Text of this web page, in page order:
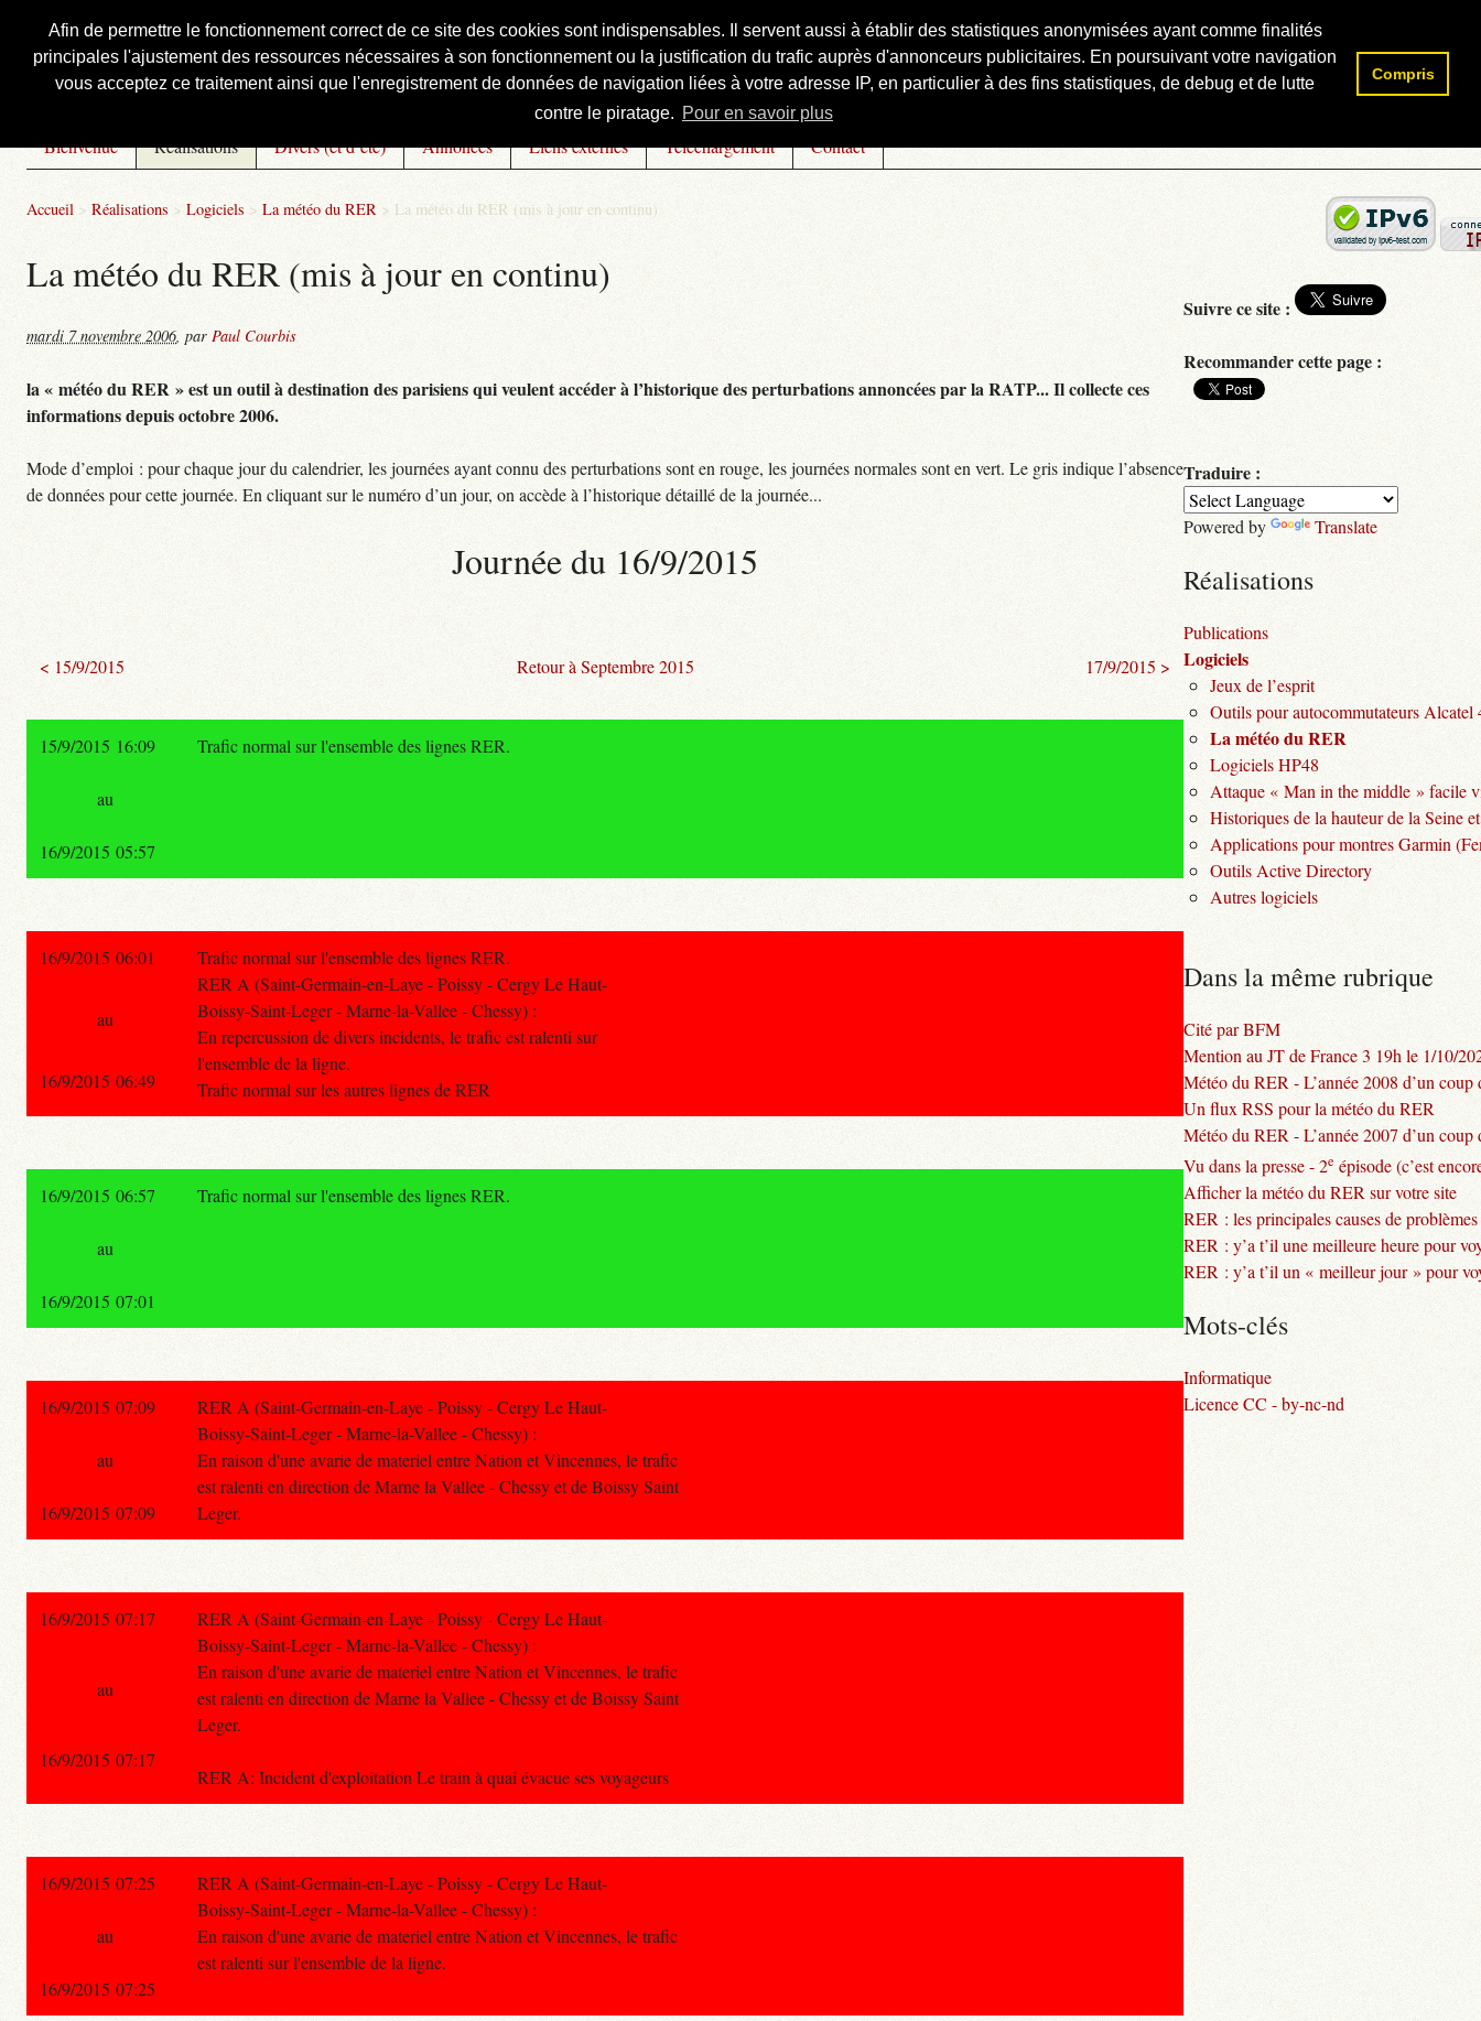
Afin de permettre le fonctionnement correct de ce site des cookies sont indispensables. Il servent aussi à établir des statistiques anonymisées ayant comme finalités
principales l'ajustement des ressources nécessaires à son fonctionnement ou la justification du trafic auprès d'annonceurs publicitaires. En poursuivant votre navigation
vous acceptez ce traitement ainsi que l'enregistrement de données de navigation liées à votre adresse IP, en particulier à des fins statistiques, de debug et de lutte
contre le piratage. Pour en savoir plus
Compris
Courbis, « LE » Blog Officiel
Bienvenue Réalisations Divers (et d’été) Annonces Liens externes Téléchargement Contact
Accueil > Réalisations > Logiciels > La météo du RER > La météo du RER (mis à jour en continu)
La météo du RER (mis à jour en continu)
mardi 7 novembre 2006, par Paul Courbis
la « météo du RER » est un outil à destination des parisiens qui veulent accéder à l’historique des perturbations annoncées par la RATP... Il collecte ces
informations depuis octobre 2006.
Mode d’emploi : pour chaque jour du calendrier, les journées ayant connu des perturbations sont en rouge, les journées normales sont en vert. Le gris indique l’absence
de données pour cette journée. En cliquant sur le numéro d’un jour, on accède à l’historique détaillé de la journée...
Journée du 16/9/2015
< 15/9/2015 Retour à Septembre 2015 17/9/2015 >
15/9/2015 16:09 Trafic normal sur l'ensemble des lignes RER.
au
16/9/2015 05:57
16/9/2015 06:01
Trafic normal sur l'ensemble des lignes RER.
RER A (Saint-Germain-en-Laye - Poissy - Cergy Le Haut-
Boissy-Saint-Leger - Marne-la-Vallee - Chessy) :
En repercussion de divers incidents, le trafic est ralenti sur
l'ensemble de la ligne.
Trafic normal sur les autres lignes de RER
au
16/9/2015 06:49
16/9/2015 06:57 Trafic normal sur l'ensemble des lignes RER.
au
16/9/2015 07:01
16/9/2015 07:09
RER A (Saint-Germain-en-Laye - Poissy - Cergy Le Haut-
Boissy-Saint-Leger - Marne-la-Vallee - Chessy) :
En raison d'une avarie de materiel entre Nation et Vincennes, le trafic
est ralenti en direction de Marne la Vallee - Chessy et de Boissy Saint
Leger.
au
16/9/2015 07:09
16/9/2015 07:17
RER A (Saint-Germain-en-Laye - Poissy - Cergy Le Haut-
Boissy-Saint-Leger - Marne-la-Vallee - Chessy) :
En raison d'une avarie de materiel entre Nation et Vincennes, le trafic
est ralenti en direction de Marne la Vallee - Chessy et de Boissy Saint
Leger.
RER A: Incident d'exploitation Le train à quai évacue ses voyageurs
au
16/9/2015 07:17
16/9/2015 07:25
RER A (Saint-Germain-en-Laye - Poissy - Cergy Le Haut-
Boissy-Saint-Leger - Marne-la-Vallee - Chessy) :
En raison d'une avarie de materiel entre Nation et Vincennes, le trafic
est ralenti sur l'ensemble de la ligne.
au
16/9/2015 07:25
Rechercher :
Suivre ce site :
Recommander cette page :
Traduire :
Powered by Translate
Réalisations
Publications
Logiciels
Jeux de l’esprit
Outils pour autocommutateurs Alcatel
La météo du RER
Logiciels HP48
Attaque « Man in the middle » facile
Historiques de la hauteur de la Seine
Applications pour montres Garmin
Outils Active Directory
Autres logiciels
Dans la même rubrique
Cité par BFM
Mention au JT de France 3 19h le 1/10/
Météo du RER - L’année 2008 d’un coup
Un flux RSS pour la météo du RER
Météo du RER - L’année 2007 d’un coup
Vu dans la presse - 2e épisode (c’est
Afficher la météo du RER sur votre site
RER : les principales causes de problèmes
RER : y’a t’il une meilleure heure pour
RER : y’a t’il un « meilleur jour » pour
Mots-clés
Informatique
Licence CC - by-nc-nd